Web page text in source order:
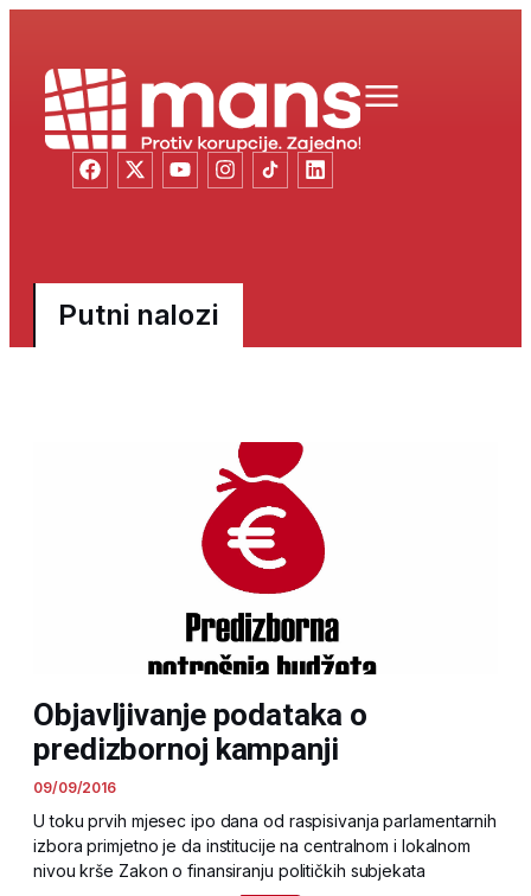
Putni nalozi
Objavljivanje podataka o
predizbornoj kampanji
09/09/2016
U toku prvih mjesec ipo dana od raspisivanja parlamentarnih
izbora primjetno je da institucije na centralnom i lokalnom
nivou krše Zakon o finansiranju političkih subjekata